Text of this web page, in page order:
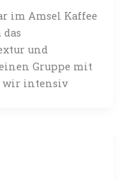
im Amsel Kaffee
und
Gruppe mit
wir intensiv